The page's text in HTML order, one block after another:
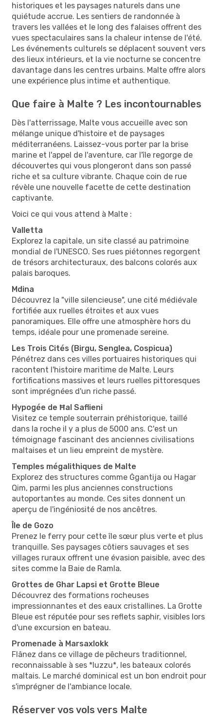
historiques et les paysages naturels dans une
quiétude accrue. Les sentiers de randonnée à
travers les vallées et le long des falaises offrent des
vues spectaculaires sans la chaleur intense de l'été.
Les événements culturels se déplacent souvent vers
des lieux intérieurs, et la vie nocturne se concentre
davantage dans les centres urbains. Malte offre alors
une expérience plus intime et authentique.
Que faire à Malte ? Les incontournables
Dès l'atterrissage, Malte vous accueille avec son
mélange unique d'histoire et de paysages
méditerranéens. Laissez-vous porter par la brise
marine et l'appel de l'aventure, car l'île regorge de
découvertes qui vous plongeront dans son passé
riche et sa culture vibrante. Chaque coin de rue
révèle une nouvelle facette de cette destination
captivante.
Voici ce qui vous attend à Malte :
Valletta
Explorez la capitale, un site classé au patrimoine
mondial de l'UNESCO. Ses rues piétonnes regorgent
de trésors architecturaux, des balcons colorés aux
palais baroques.
Mdina
Découvrez la "ville silencieuse", une cité médiévale
fortifiée aux ruelles étroites et aux vues
panoramiques. Elle offre une atmosphère hors du
temps, idéale pour une promenade sereine.
Les Trois Cités (Birgu, Senglea, Cospicua)
Pénétrez dans ces villes portuaires historiques qui
racontent l'histoire maritime de Malte. Leurs
fortifications massives et leurs ruelles pittoresques
sont imprégnées d'un riche passé.
Hypogée de Ħal Saflieni
Visitez ce temple souterrain préhistorique, taillé
dans la roche il y a plus de 5000 ans. C'est un
témoignage fascinant des anciennes civilisations
maltaises et un lieu empreint de mystère.
Temples mégalithiques de Malte
Explorez des structures comme Ġgantija ou Hagar
Qim, parmi les plus anciennes constructions
autoportantes au monde. Ces sites donnent un
aperçu de l'ingéniosité de nos ancêtres.
Île de Gozo
Prenez le ferry pour cette île sœur plus verte et plus
tranquille. Ses paysages côtiers sauvages et ses
villages ruraux offrent une évasion paisible, avec des
sites comme la Baie de Ramla.
Grottes de Ghar Lapsi et Grotte Bleue
Découvrez des formations rocheuses
impressionnantes et des eaux cristallines. La Grotte
Bleue est réputée pour ses reflets saphir, visibles lors
d'une excursion en bateau.
Promenade à Marsaxlokk
Flânez dans ce village de pêcheurs traditionnel,
reconnaissable à ses *luzzu*, les bateaux colorés
maltais. Le marché dominical est un bon endroit pour
s'imprégner de l'ambiance locale.
Réserver vos vols vers Malte